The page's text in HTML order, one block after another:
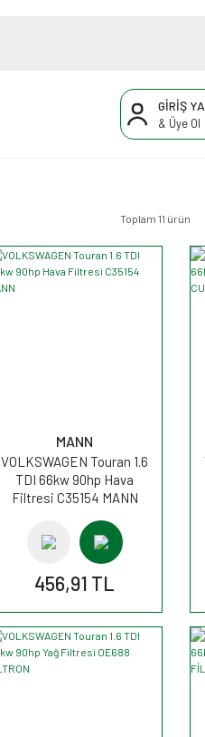
GİRİŞ
& Üye Ol
Toplam 11 ürün
MANN
VOLKSWAGEN Touran 1.6
TDI 66kw 90hp Hava
Filtresi C35154 MANN
456,91 TL